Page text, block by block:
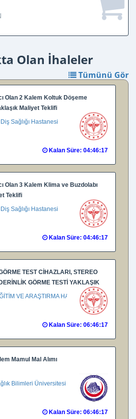
Olan İhaleler
Tümünü Gör
Olan 2 Kalem Koltuk Döşeme
Maliyet Teklifi
Sağlığı Hastanesi
Kalan Süre: 04:46:16
Olan 3 Kalem Klima ve Buzdolabı
Teklifi
Sağlığı Hastanesi
Kalan Süre: 04:46:16
TEST CİHAZLARI, STEREO
GÖRME TESTİ YAKLAŞIK
VE ARAŞTIRMA HASTANESİ
Kalan Süre: 06:46:16
Mamul Mal Alımı
Bilimleri Üniversitesi BAP
Kalan Süre: 06:46:16